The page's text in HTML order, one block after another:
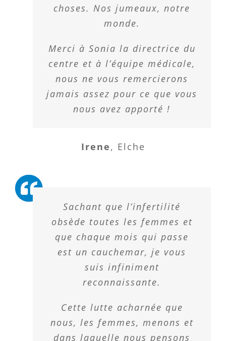
choses. Nos jumeaux, notre
monde.
Merci à Sonia la directrice du
centre et à l’équipe médicale,
nous ne vous remercierons
jamais assez pour ce que vous
nous avez apporté !
Irene, Elche
Sachant que l’infertilité
obsède toutes les femmes et
que chaque mois qui passe
est un cauchemar, je vous
suis infiniment
reconnaissante.
Cette lutte acharnée que
nous, les femmes, menons et
dans laquelle nous pensons